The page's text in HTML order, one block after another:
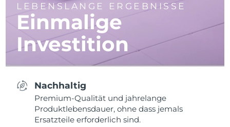
LEBENSLANGE ERGEBNISSE
Einmalige
Investition
Nachhaltig
Premium-Qualität und jahrelange
Produktlebensdauer, ohne dass jemals
Ersatzteile erforderlich sind.